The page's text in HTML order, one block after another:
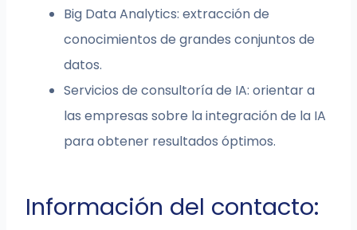
Big Data Analytics: extracción de
conocimientos de grandes conjuntos de
datos.
Servicios de consultoría de IA: orientar a
las empresas sobre la integración de la IA
para obtener resultados óptimos.
Información del contacto: